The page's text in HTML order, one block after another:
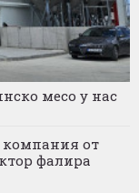
месо у нас
компания от
фалира